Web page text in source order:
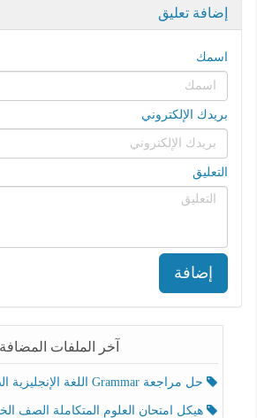
إضافة تعليق
اسمك
بريدك الإلكتروني
التعليق
إضافة
آخر الملفات المضافة
حل مراجعة Grammar اللغة الإنجليزية الصف الخامس الفصل الثالث
هيكل امتحان العلوم المتكاملة الصف الخامس عام الفصل